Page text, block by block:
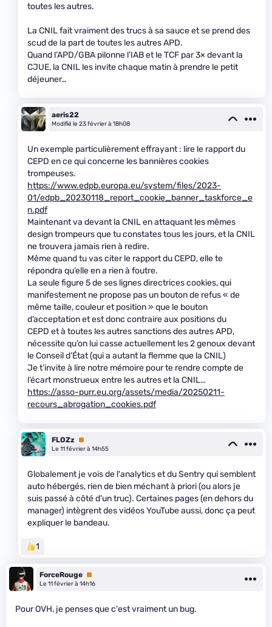
toutes les autres.
La CNIL fait vraiment des trucs à sa sauce et se prend des
scud de la part de toutes les autres APD.
Quand l’APD/GBA pilonne l’IAB et le TCF par 3× devant la
CJUE, la CNIL les invite chaque matin à prendre le petit
déjeuner…
aeris22
Modifié le 23 février à 18h08
Un exemple particulièrement effrayant : lire le rapport du
CEPD en ce qui concerne les bannières cookies
trompeuses.
https://www.edpb.europa.eu/system/files/2023-
01/edpb_20230118_report_cookie_banner_taskforce_e
n.pdf
Maintenant va devant la CNIL en attaquant les mêmes
design trompeurs que tu constates tous les jours, et la CNIL
ne trouvera jamais rien à redire.
Même quand tu vas citer le rapport du CEPD, elle te
répondra qu’elle en a rien à foutre.
La seule figure 5 de ses lignes directrices cookies, qui
manifestement ne propose pas un bouton de refus « de
même taille, couleur et position » que le bouton
d’acceptation et est donc contraire aux positions du
CEPD et à toutes les autres sanctions des autres APD,
nécessite qu’on lui casse actuellement les 2 genoux devant
le Conseil d’État (qui a autant la flemme que la CNIL)
Je t’invite à lire notre mémoire pour te rendre compte de
l’écart monstrueux entre les autres et la CNIL…
https://asso-purr.eu.org/assets/media/20250211-
recours_abrogation_cookies.pdf
FLOZz Premium
Le 11 février à 14h55
Globalement je vois de l'analytics et du Sentry qui semblent
auto hébergés, rien de bien méchant à priori (ou alors je
suis passé à côté d'un truc). Certaines pages (en dehors du
manager) intègrent des vidéos YouTube aussi, donc ça peut
expliquer le bandeau.
1
ForceRouge Premium
Le 11 février à 14h16
Pour OVH, je penses que c'est vraiment un bug.